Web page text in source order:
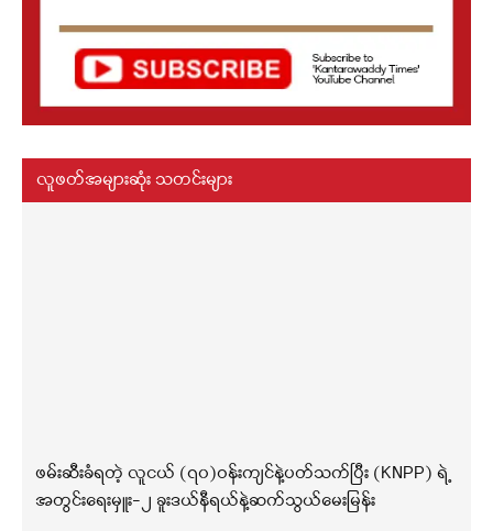
လူဖတ်အများဆုံး သတင်းများ
ဖမ်းဆီးခံရတဲ့ လူငယ် (၇၀)ဝန်းကျင်နဲ့ပတ်သက်ပြီး (KNPP) ရဲ့
အတွင်းရေးမှူး-၂ ခူးဒယ်နီရယ်နဲ့ဆက်သွယ်မေးမြန်း